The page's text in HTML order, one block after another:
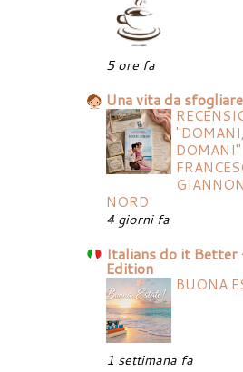
5 ore fa
Una vita da sfogliare
"DOMANI,
NORD
4 giorni fa
Italians do it Better
Edition
BUONA
1 settimana fa